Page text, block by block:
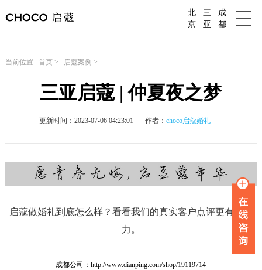
北
京
三
亚
成
都
当前位置: 首页> 启蔻案例 >
三亚启蔻 | 仲夏夜之梦
更新时间：2023-07-06 04:23:01 作者：choco启蔻婚礼
启蔻做婚礼到底怎么样？看看我们的真实客户点评更有说服
力。
成都公司：http://www.dianping.com/shop/19119714